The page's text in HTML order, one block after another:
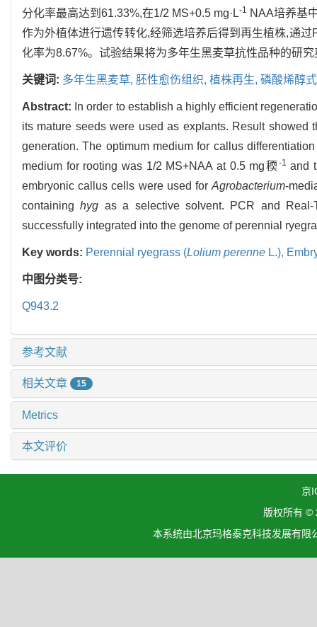
分化率最高达到61.33%,在1/2 MS+0.5 mg·L-1
NAA培养基
作为外植体进行遗传转化,经筛选培养后得到再生植株,通
化率为8.67%。试验结果将为多年生黑麦草抗性品种的研
关键词: 多年生黑麦草, 胚性愈伤组织, 植株再生, 磷酸烯醇
Abstract: In order to establish a highly efficient
its mature seeds were used as explants. Result showed
generation. The optimum medium for callus
medium for rooting was 1/2 MS+NAA at 0.5 mg稬-1 and
embryonic callus cells were used forAgrobacterium-
containinghyg as a selective solvent. PCR and
successfully integrated into the genome of perennial
Key words: Perennial ryegrass (Lolium perenne L.),
中图分类号:
Q943.2
参考文献
相关文章 15
Metrics
本文评价
京
版权所有 ©
本系统由北京玛格泰克科技发展有